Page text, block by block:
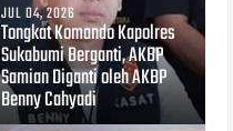
JUL 04, 2026
Tongkat Komando Kapolres
Sukabumi Berganti, AKBP
Samian Diganti oleh AKBP
Benny Cahyadi